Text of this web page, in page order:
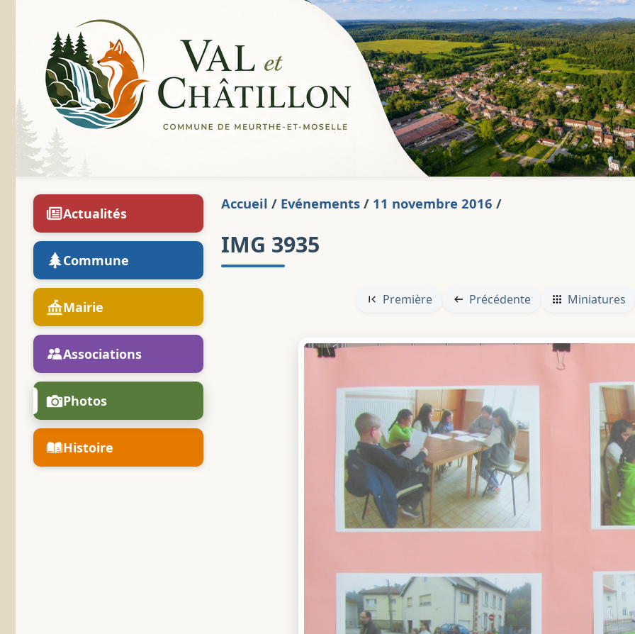
Actualités
Commune
Mairie
Associations
Photos
Histoire
Accueil / Evénements / 11 novembre 2016 /
IMG 3935
Première Précédente Miniatures